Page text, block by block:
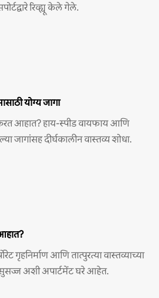
रिव्ह्यू केले गेले.
योग्य जागा
आहात? हाय-स्पीड वायफाय आणि
जागांसह दीर्घकालीन वास्तव्य शोधा.
गृहनिर्माण आणि तात्पुरत्या वास्तव्याच्या
अशी अपार्टमेंट घरे आहेत.